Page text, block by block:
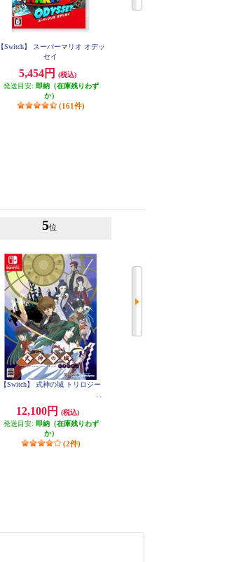
【Switch】 スーパーマリオ オデッ
セイ
5,454円
(税込)
発送目安: 即納（在庫残りわず
か）
(161件)
5位
【Switch】 式神の城 トリロジー
12,100円
(税込)
発送目安: 即納（在庫残りわず
か）
(2件)